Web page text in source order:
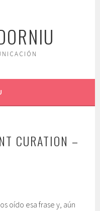
CURATION –
oído esa frase y, aún